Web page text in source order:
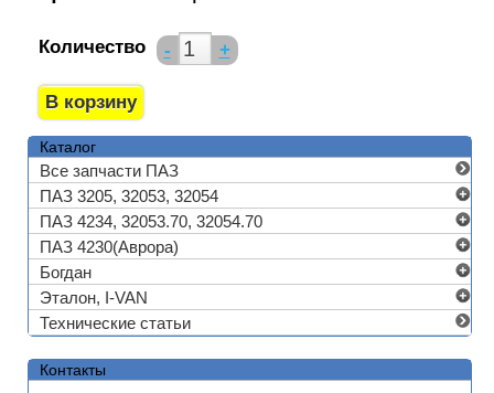
Количество - +
Каталог
Все запчасти ПАЗ
ПАЗ 3205, 32053, 32054
ПАЗ 4234, 32053.70, 32054.70
ПАЗ 4230(Аврора)
Богдан
Эталон, I-VAN
Технические статьи
Контакты